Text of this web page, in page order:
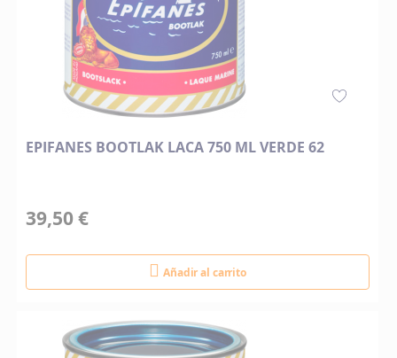
EPIFANES BOOTLAK LACA 750 ML VERDE 62
39,50 €
Añadir al carrito